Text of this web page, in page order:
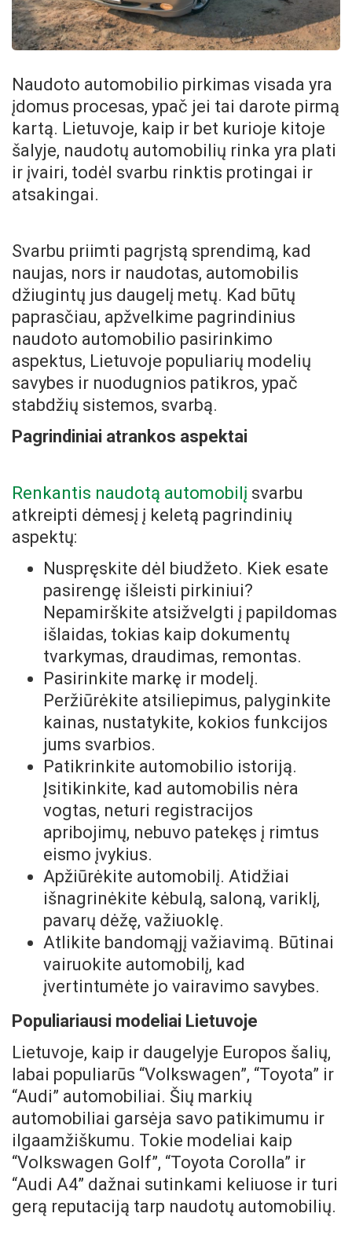
Naudoto automobilio pirkimas visada yra
įdomus procesas, ypač jei tai darote pirmą
kartą. Lietuvoje, kaip ir bet kurioje kitoje
šalyje, naudotų automobilių rinka yra plati
ir įvairi, todėl svarbu rinktis protingai ir
atsakingai.
Svarbu priimti pagrįstą sprendimą, kad
naujas, nors ir naudotas, automobilis
džiugintų jus daugelį metų. Kad būtų
paprasčiau, apžvelkime pagrindinius
naudoto automobilio pasirinkimo
aspektus, Lietuvoje populiarių modelių
savybes ir nuodugnios patikros, ypač
stabdžių sistemos, svarbą.
Pagrindiniai atrankos aspektai
Renkantis naudotą automobilį svarbu
atkreipti dėmesį į keletą pagrindinių
aspektų:
Nuspręskite dėl biudžeto. Kiek esate
pasirengę išleisti pirkiniui?
Nepamirškite atsižvelgti į papildomas
išlaidas, tokias kaip dokumentų
tvarkymas, draudimas, remontas.
Pasirinkite markę ir modelį.
Peržiūrėkite atsiliepimus, palyginkite
kainas, nustatykite, kokios funkcijos
jums svarbios.
Patikrinkite automobilio istoriją.
Įsitikinkite, kad automobilis nėra
vogtas, neturi registracijos
apribojimų, nebuvo patekęs į rimtus
eismo įvykius.
Apžiūrėkite automobilį. Atidžiai
išnagrinėkite kėbulą, saloną, variklį,
pavarų dėžę, važiuoklę.
Atlikite bandomąjį važiavimą. Būtinai
vairuokite automobilį, kad
įvertintumėte jo vairavimo savybes.
Populiariausi modeliai Lietuvoje
Lietuvoje, kaip ir daugelyje Europos šalių,
labai populiarūs “Volkswagen”, “Toyota” ir
“Audi” automobiliai. Šių markių
automobiliai garsėja savo patikimumu ir
ilgaamžiškumu. Tokie modeliai kaip
“Volkswagen Golf”, “Toyota Corolla” ir
“Audi A4” dažnai sutinkami keliuose ir turi
gerą reputaciją tarp naudotų automobilių.